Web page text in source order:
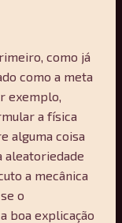
como já
como a meta
exemplo,
a física
alguma coisa
aleatoriedade
a mecânica
o
boa explicação